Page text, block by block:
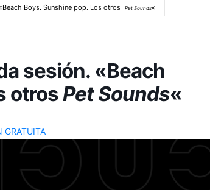
Boys. Sunshine pop. Los otros Pet Sounds«
sesión. «Beach
otrosPet Sounds«
GRATUITA